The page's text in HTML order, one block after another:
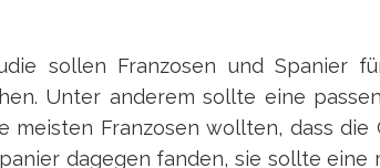
sollen Franzosen und Spanier
Unter anderem sollte eine
meisten Franzosen wollten, dass
dagegen fanden, sie sollte eine